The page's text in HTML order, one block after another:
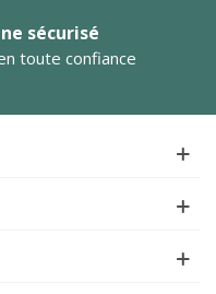
sécurisé
toute confiance